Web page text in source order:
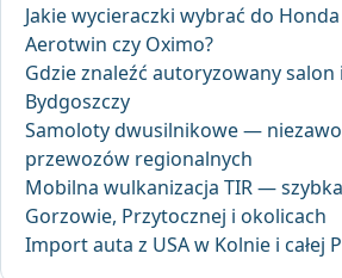
Jakie wycieraczki wybrać do Honda
Aerotwin czy Oximo?
Gdzie znaleźć autoryzowany
Bydgoszczy
Samoloty dwusilnikowe —
przewozów regionalnych
Mobilna wulkanizacja TIR —
Gorzowie, Przytocznej i okolicach
Import auta z USA w Kolnie i całej